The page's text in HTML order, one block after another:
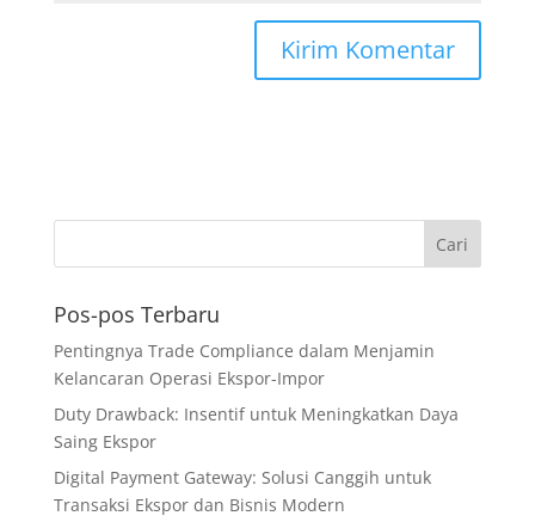
Pos-pos Terbaru
Pentingnya Trade Compliance dalam Menjamin
Kelancaran Operasi Ekspor-Impor
Duty Drawback: Insentif untuk Meningkatkan Daya
Saing Ekspor
Digital Payment Gateway: Solusi Canggih untuk
Transaksi Ekspor dan Bisnis Modern